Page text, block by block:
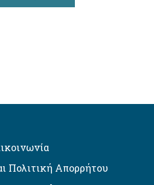
Πολιτική Απορρήτου